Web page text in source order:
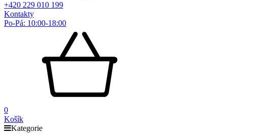
+420 229 010 199
Kontakty
Po-Pá: 10:00-18:00
0
Košík
Kategorie